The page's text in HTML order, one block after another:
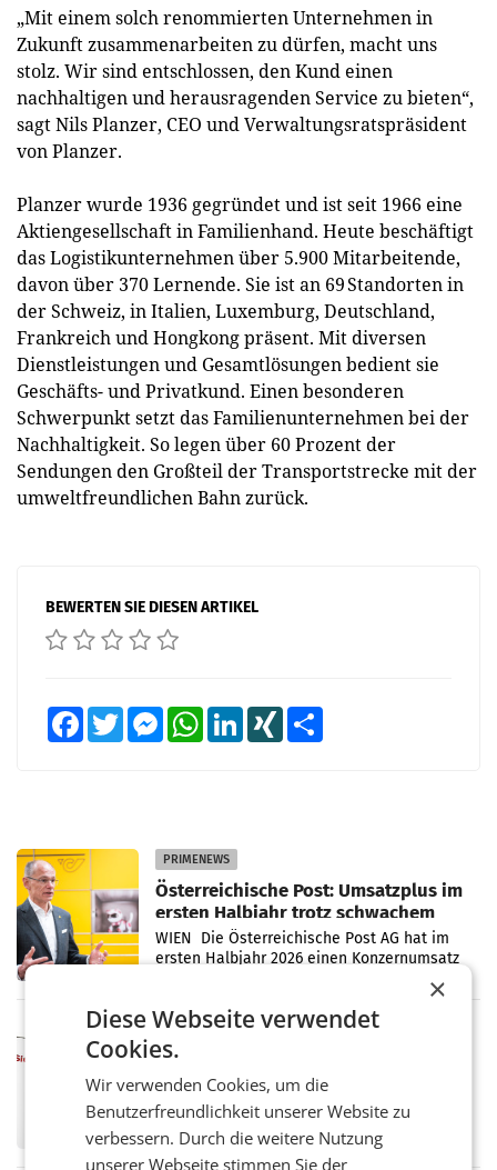
„Mit einem solch renommierten Unternehmen in
Zukunft zusammenarbeiten zu dürfen, macht uns
stolz. Wir sind entschlossen, den Kund einen
nachhaltigen und herausragenden Service zu bieten“,
sagt Nils Planzer, CEO und Verwaltungsratspräsident
von Planzer.
Planzer wurde 1936 gegründet und ist seit 1966 eine
Aktiengesellschaft in Familienhand. Heute beschäftigt
das Logistikunternehmen über 5.900 Mitarbeitende,
davon über 370 Lernende. Sie ist an 69 Standorten in
der Schweiz, in Italien, Luxemburg, Deutschland,
Frankreich und Hongkong präsent. Mit diversen
Dienstleistungen und Gesamtlösungen bedient sie
Geschäfts- und Privatkund. Einen besonderen
Schwerpunkt setzt das Familienunternehmen bei der
Nachhaltigkeit. So legen über 60 Prozent der
Sendungen den Großteil der Transportstrecke mit der
umweltfreundlichen Bahn zurück.
BEWERTEN SIE DIESEN ARTIKEL
FacebookTwitter MessengerWhatsAppLinkedInXING
PRIMENEWS
Österreichische Post: Umsatzplus im
ersten Halbjahr trotz schwachem
Briefgeschäft
WIEN Die Österreichische Post AG hat im
ersten Halbjahr 2026 einen Konzernumsatz
von 1.544,0 Mio. EUR erwirtschaftet, was
einem Plus von 3,8 Prozent gegenüber dem
Vergleichszeitraum
MARKETING & MEDIA
ProSiebenSat.1 spart und macht
überraschend viel Gewinn
UNTERFÖHRING/MAILAND/AMSTERDAM. Der
Fernsehkonzern ProSiebenSat.1 hat im
Frühjahr dank Kostensenkungen operativ
wieder Gewinn gemacht und die
×
Diese Webseite verwendet
Cookies.
Wir verwenden Cookies, um die
Benutzerfreundlichkeit unserer Website zu
verbessern. Durch die weitere Nutzung
unserer Webseite stimmen Sie der